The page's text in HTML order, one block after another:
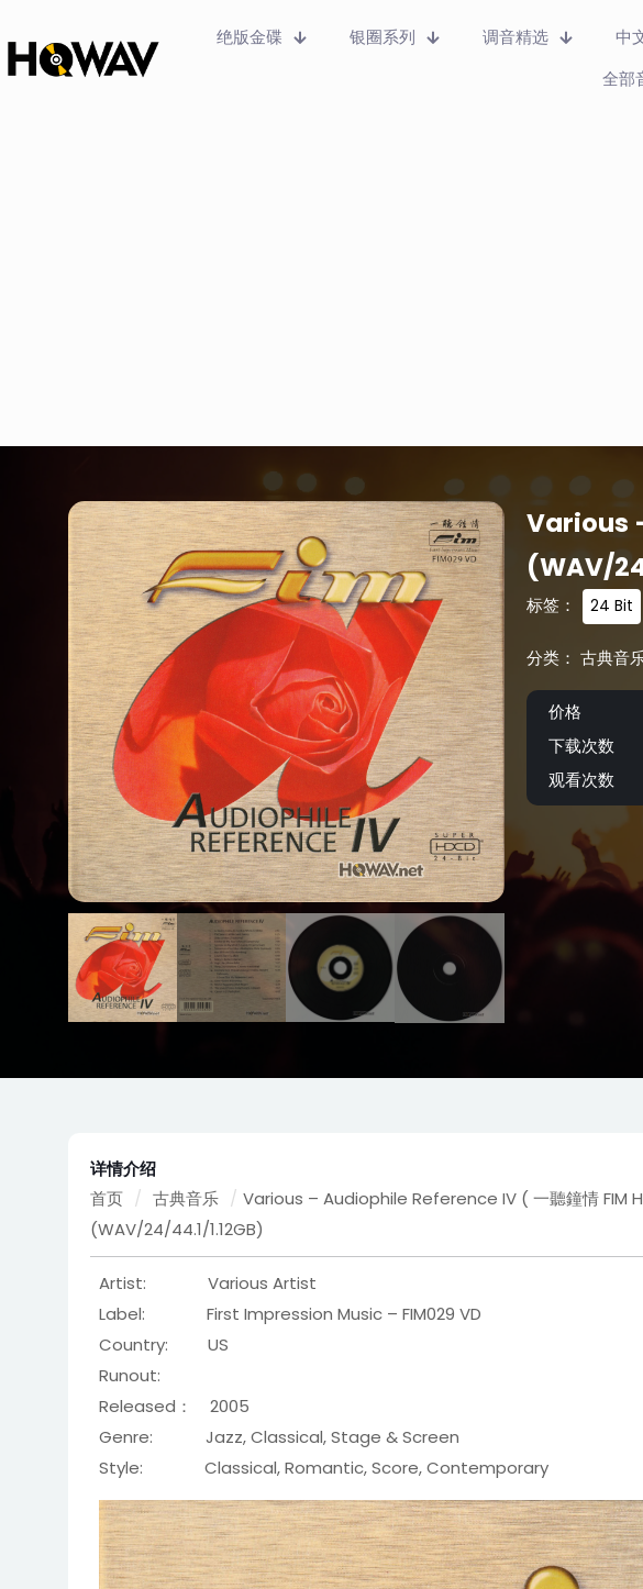
绝版金碟 银圈系列 调音精选 中
全部
Various
(WAV/
标签： 24 Bit
分类： 古典音
价格
下载次数
观看次数
详情介绍
首页 / 古典音乐 / Various – Audiophile Reference IV ( 一聽鐘情 FIM
(WAV/24/44.1/1.12GB)
Artist: Various Artist
Label: First Impression Music – FIM029 VD
Country: US
Runout:
Released： 2005
Genre: Jazz, Classical, Stage & Screen
Style: Classical, Romantic, Score, Contemporary